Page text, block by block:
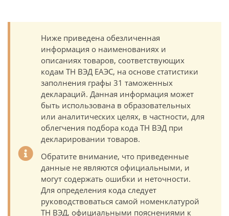
Ниже приведена обезличенная
информация о наименованиях и
описаниях товаров, соответствующих
кодам ТН ВЭД ЕАЭС, на основе статистики
заполнения графы 31 таможенных
деклараций. Данная информация может
быть использована в образовательных
или аналитических целях, в частности, для
облегчения подбора кода ТН ВЭД при
декларировании товаров.
Обратите внимание, что приведенные
данные не являются официальными, и
могут содержать ошибки и неточности.
Для определения кода следует
руководствоваться самой номенклатурой
ТН ВЭД, официальными пояснениями к